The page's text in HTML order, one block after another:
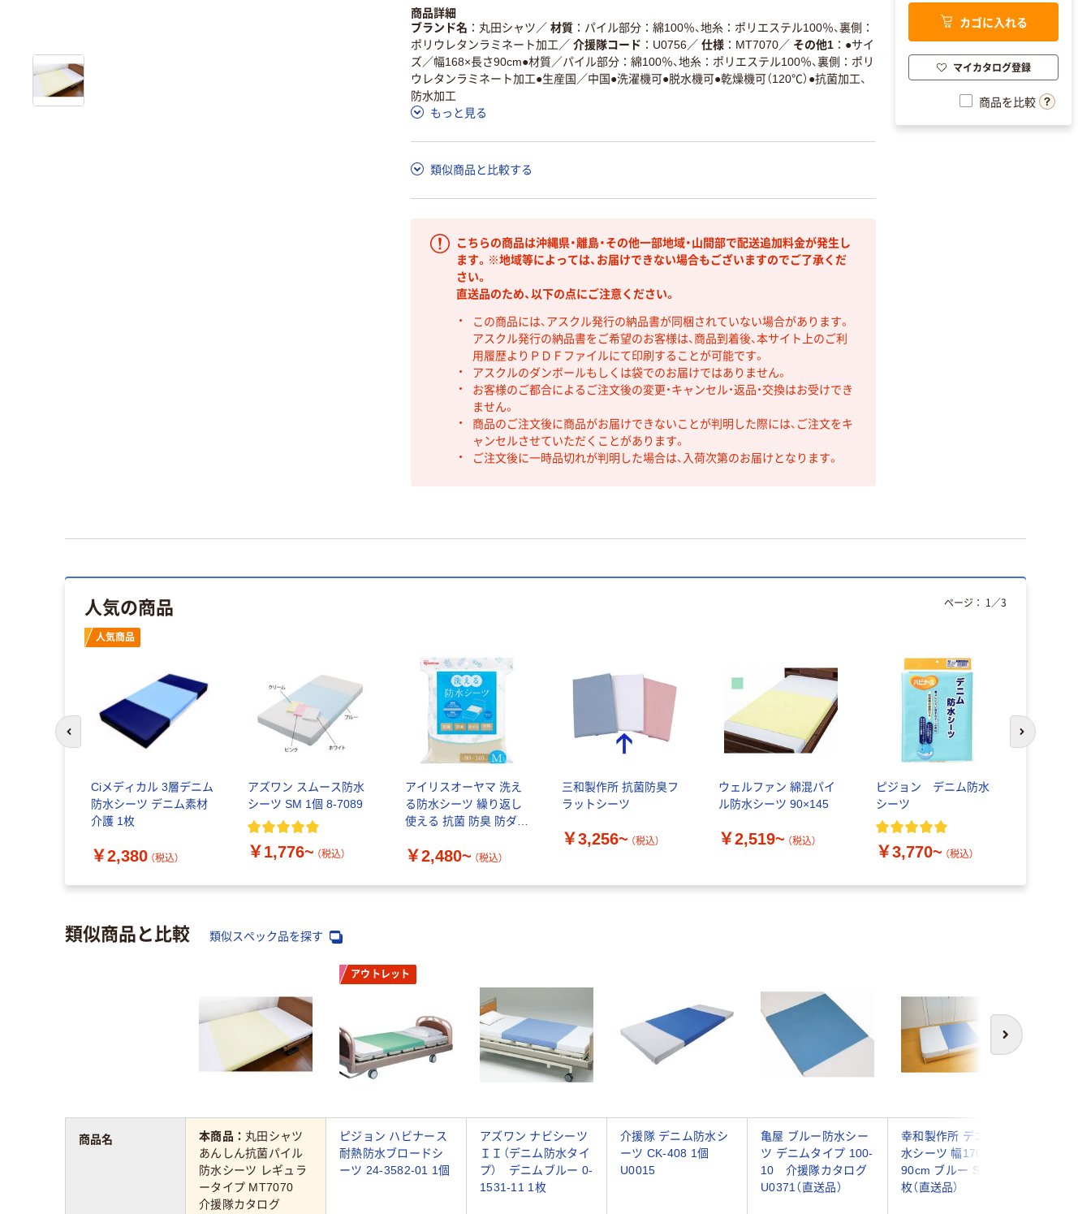
商品詳細
ブランド名
丸田シャツ ／ 材質
パイル部分：綿100％、地糸：ポリエステル100％、裏側：
ポリウレタンラミネート加工 ／ 介援隊コード U0756／ 仕様 MT7070／ その他1
●サイ
ズ／幅168×長さ90cm●材質／パイル部分：綿100％、地糸：ポリエステル100％、裏側：ポリ
ウレタンラミネート加工●生産国／中国●洗濯機可●脱水機可●乾燥機可（120℃）●抗菌加工、
防水加工
もっと見る
類似商品と比較する
こちらの商品は沖縄県・離島・その他一部地域・山間部で配送追加料金が発生し
ます。※地域等によっては、お届けできない場合もございますのでご了承くだ
さい。
直送品のため、以下の点にご注意ください。
この商品には、アスクル発行の納品書が同梱されていない場合があります。
アスクル発行の納品書をご希望のお客様は、商品到着後、本サイト上のご利
用履歴よりＰＤＦファイルにて印刷することが可能です。
アスクルのダンボールもしくは袋でのお届けではありません。
お客様のご都合によるご注文後の変更・キャンセル・返品・交換はお受けでき
ません。
商品のご注文後に商品がお届けできないことが判明した際には、ご注文をキ
ャンセルさせていただくことがあります。
ご注文後に一時品切れが判明した場合は、入荷次第のお届けとなります。
カゴに入れる
マイカタログ登録
商品を比較
人気の商品
人気商品
Ciメディカル 3層デニム
防水シーツ デニム素材
介護 1枚
￥2,380 （税込）
アズワン スムース防水
シーツ SM 1個 8-7089
￥1,776~ （税込）
アイリスオーヤマ 洗え
る防水シーツ 繰り返し
使える 抗菌 防臭 防ダニ
￥2,480~ （税込）
三和製作所 抗菌防臭フ
ラットシーツ
￥3,256~ （税込）
ウェルファン 綿混パイ
ル防水シーツ 90×145
￥2,519~ （税込）
ピジョン デニム防水
シーツ
￥3,770~ （税込）
ページ： 1 ／3
前のスライドへ 次のスライド
類似商品と比較 類似スペック品を探す
次へ
アウトレット
本商品： 丸田シャツ
あんしん抗菌パイル
防水シーツ レギュラ
ータイプ MT7070
介援隊カタログ
ピジョン ハビナース
耐熱防水ブロードシ
ーツ 24-3582-01 1個
アズワン ナビシーツ
ＩＩ（デニム防水タイ
プ） デニムブルー 0-
1531-11 1枚
介援隊 デニム防水シ
ーツ CK-408 1個
U0015
亀屋 ブルー防水シー
ツ デニムタイプ 100-
10 介援隊カタログ
U0371（直送品）
幸和製作所 デニム防
水シーツ 幅170×長さ
90cm ブルー SE06 1
枚（直送品）
商品名